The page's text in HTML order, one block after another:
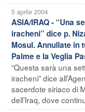
5 aprile 2004
ASIA/IRAQ - “Una
iracheni” dice p.
Mosul. Annullate in
Palme e la Veglia
“Questa sarà una
iracheni” dice
sacerdote siriaco di
dell’Iraq, dove